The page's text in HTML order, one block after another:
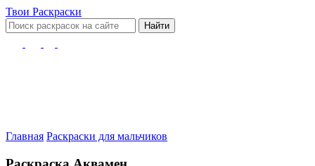
Твои Раскраски
Найти
Главная Раскраски для мальчиков